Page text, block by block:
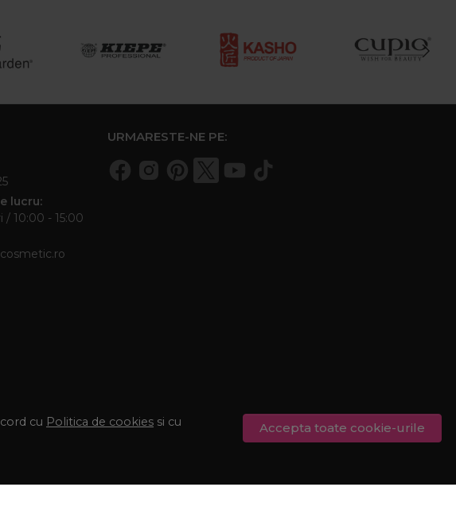
cu Politica de cookies si cu
Accepta toate cookie-urile
lucru:
/ 10:00 - 15:00
URMARESTE-NE PE: